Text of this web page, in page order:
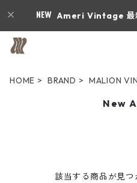
Ameri Vintage 最
HOME BRAND MALION
New
該当する商品が見つ